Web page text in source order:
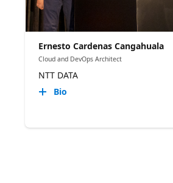
Ernesto Cardenas Cangahuala
Cloud and DevOps Architect
NTT DATA
Bio